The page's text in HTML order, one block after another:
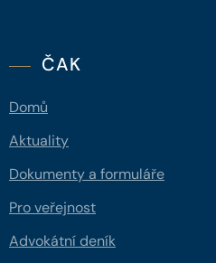
ČAK
Domů
Aktuality
Dokumenty a formuláře
Pro veřejnost
Advokátní deník